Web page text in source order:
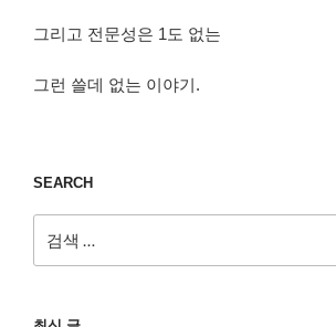
그리고 전문성은 1도 없는
그런 쓸데 없는 이야기.
SEARCH
색: